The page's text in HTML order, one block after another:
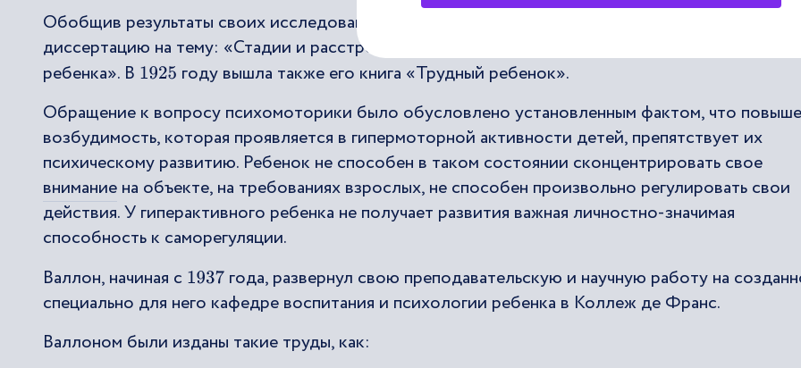
Обобщив результаты своих исследований, Валлон в
диссертацию на тему: «Стадии и расстройства психомоторного, двигательного развития
ребенка». В 1925 году вышла также его книга «Трудный ребенок».
Обращение к вопросу психомоторики было обусловлено установленным фактом, что
возбудимость, которая проявляется в гипермоторной активности детей, препятствует их
психическому развитию. Ребенок не способен в таком состоянии сконцентрировать свое
внимание на объекте, на требованиях взрослых, не способен произвольно регулировать свои
действия. У гиперактивного ребенка не получает развития важная личностно-значимая
способность к саморегуляции.
Валлон, начиная с 1937года, развернул свою преподавательскую и научную работу на
специально для него кафедре воспитания и психологии ребенка в Коллеж де Франс.
Валлоном были изданы такие труды, как: